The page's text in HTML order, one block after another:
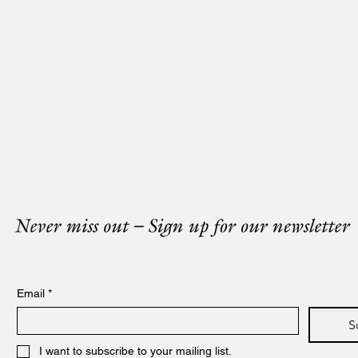
Email *
I want to subscribe to your mailing list.